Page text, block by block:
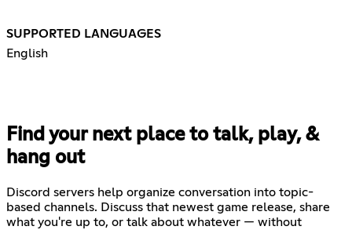
SUPPORTED LANGUAGES
English
Find your next place to talk, play, &
hang out
Discord servers help organize conversation into topic-
based channels. Discuss that newest game release, share
what you're up to, or talk about whatever — without